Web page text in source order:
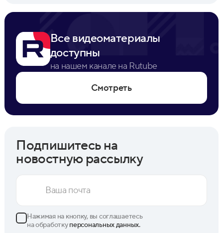
Все видеоматериалы
доступны
на нашем канале на Rutube
Смотреть
Подпишитесь на
новостную рассылку
Нажимая на кнопку, вы соглашаетесь
на обработкуперсональных данных.